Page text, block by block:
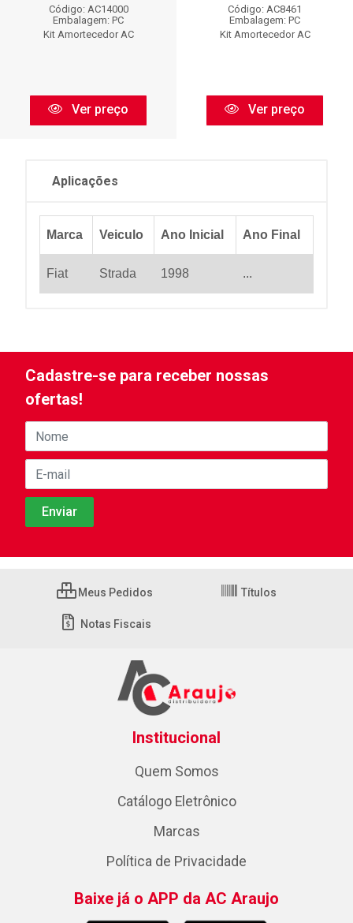
Código: AC14000
Embalagem: PC
Kit Amortecedor AC
Ver preço
Código: AC8461
Embalagem: PC
Kit Amortecedor AC
Ver preço
Aplicações
Marca Veiculo Ano Inicial Ano Final
Fiat Strada 1998 ...
Cadastre-se para receber nossas
ofertas!
Meus Pedidos Títulos
Notas Fiscais
Institucional
Quem Somos
Catálogo Eletrônico
Marcas
Política de Privacidade
Baixe já o APP da AC Araujo